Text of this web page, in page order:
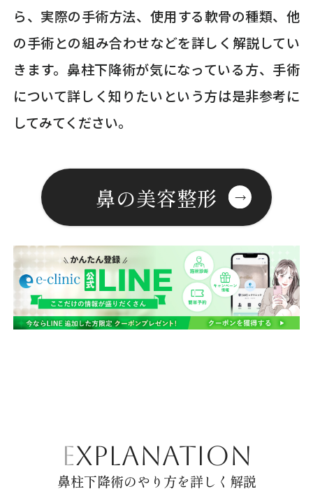
ら、実際の手術方法、使用する軟骨の種類、他
の手術との組み合わせなどを詳しく解説してい
きます。鼻柱下降術が気になっている方、手術
について詳しく知りたいという方は是非参考に
してみてください。
鼻の美容整形
EXPLANATION
鼻柱下降術のやり方を詳しく解説